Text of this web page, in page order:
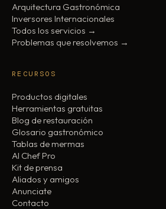
Arquitectura Gastronómica
Inversores Internacionales
Todos los servicios →
Problemas que resolvemos →
RECURSOS
Productos digitales
Herramientas gratuitas
Blog de restauración
Glosario gastronómico
Tablas de mermas
AI Chef Pro
Kit de prensa
Aliados y amigos
Anunciate
Contacto